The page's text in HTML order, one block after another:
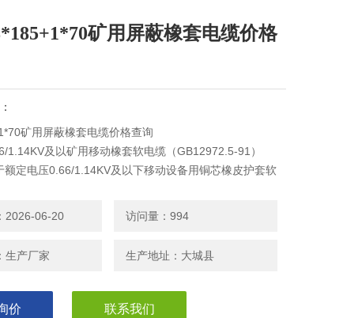
矿用屏蔽橡套电缆价格
矿用屏蔽橡套电缆价格查询
1.14KV及以矿用移动橡套软电缆（GB12972.5-91）
额定电压0.66/1.14KV及以下移动设备用铜芯橡皮护套软
2026-06-20 访问量：994
生产厂家 生产地址：大城县
价 联系我们